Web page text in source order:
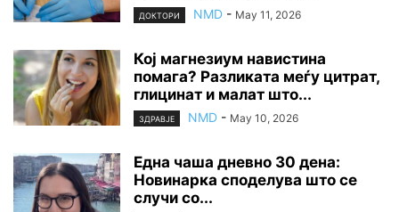
ДОКТОРИ NMD - May 11, 2026
Кој магнезиум навистина
помага? Разликата меѓу цитрат,
глицинат и малат што...
ЗДРАВЈЕ NMD - May 10, 2026
Една чаша дневно 30 дена:
Новинарка споделува што се
случи со...